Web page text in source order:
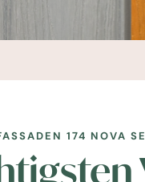
174 NOVA